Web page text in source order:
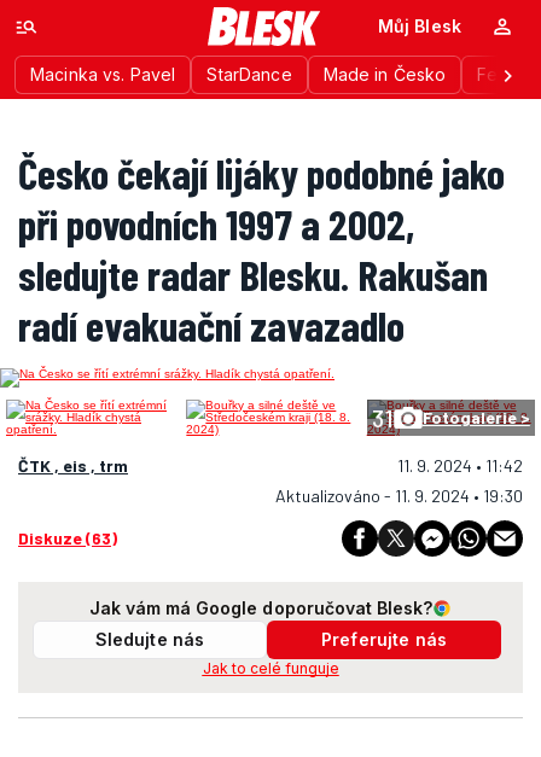
Macinka vs. Pavel StarDance Made in Česko
Můj Blesk
Česko čekají lijáky podobné jako
při povodních 1997 a 2002,
sledujte radar Blesku. Rakušan
radí evakuační zavazadlo
31 Fotogalerie >
ČTK , eis , trm
11. 9. 2024 • 11:42
Aktualizováno - 11. 9. 2024 • 19:30
Diskuze (63)
Jak vám má Google doporučovat Blesk?
Sledujte nás
Preferujte nás
Jak to celé funguje